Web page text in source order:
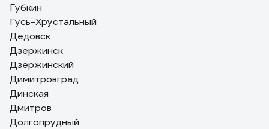
Губкин
Гусь-Хрустальный
Дедовск
Дзержинск
Дзержинский
Димитровград
Динская
Дмитров
Долгопрудный